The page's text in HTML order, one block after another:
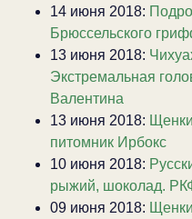
14 июня 2018:
Брюссельского
13 июня 2018:
Экстремальная
Валентина
13 июня 2018:
питомник Ирбокс
10 июня 2018:
рыжий, шоколад.
09 июня 2018: